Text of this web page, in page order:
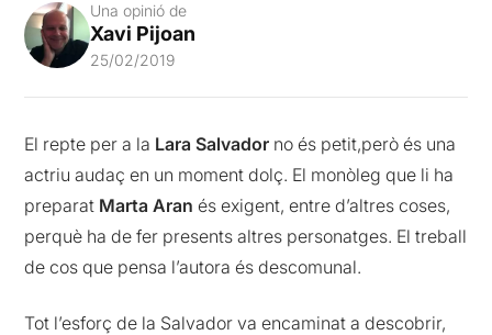
Una opinió de
Xavi Pijoan
25/02/2019
El repte per a la Lara Salvador no és petit,però és una
actriu audaç en un moment dolç. El monòleg que li ha
preparat Marta Aran és exigent, entre d’altres coses,
perquè ha de fer presents altres personatges. El treball
de cos que pensa l’autora és descomunal.
Tot l’esforç de la Salvador va encaminat a descobrir,